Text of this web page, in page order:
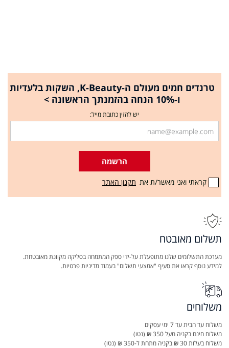
טרנדים חמים מעולם ה-K-Beauty, השקות בלעדיות
ו-10% הנחה בהזמנתך הראשונה >
יש להזין כתובת מייל:
הרשמה
קראתי ואני מאשר/ת את תקנון האתר
תשלום מאובטח
מערכת התשלומים שלנו מתופעלת על-ידי ספק המתמחה בסליקה מקוונת מאובטחת.
למידע נוסף קראו את סעיף "אמצעי תשלום" בעמוד מדיניות פרטיות.
משלוחים
משלוח עד הבית עד 7 ימי עסקים
משלוח חינם בקניה מעל 350 ₪ (נטו)
משלוח בעלות 30 ₪ בקניה מתחת ל-350 ₪ (נטו)